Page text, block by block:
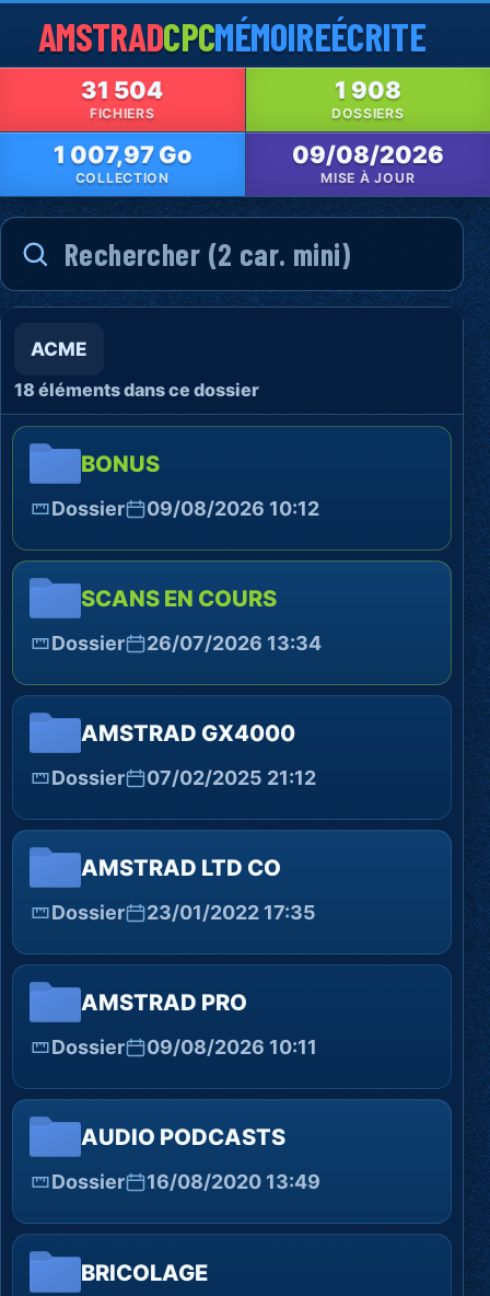
AMSTRADCPCMÉMOIREÉCRITE
31 504
FICHIERS
1 908
DOSSIERS
1 007,97 Go
COLLECTION
09/08/2026
MISE À JOUR
ACME
18 éléments dans ce dossier
BONUS
Dossier 09/08/2026 10:12
SCANS EN COURS
Dossier 26/07/2026 13:34
AMSTRAD GX4000
Dossier 07/02/2025 21:12
AMSTRAD LTD CO
Dossier 23/01/2022 17:35
AMSTRAD PRO
Dossier 09/08/2026 10:11
AUDIO PODCASTS
Dossier 16/08/2020 13:49
BRICOLAGE